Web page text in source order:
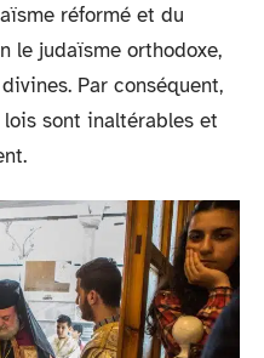
réformé et du
le judaïsme orthodoxe,
Par conséquent,
sont inaltérables et